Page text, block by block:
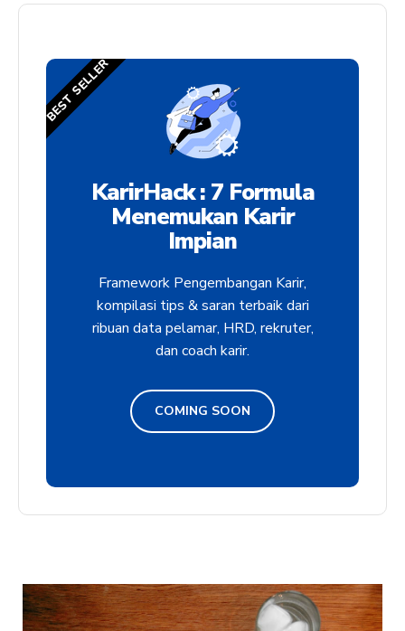
KarirHack : 7 Formula
Menemukan Karir
Impian
Framework Pengembangan Karir,
kompilasi tips & saran terbaik dari
ribuan data pelamar, HRD, rekruter,
dan coach karir.
COMING SOON
BEST SELLER